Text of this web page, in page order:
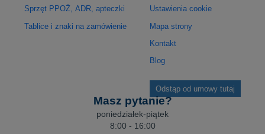
Sprzęt PPOŻ, ADR, apteczki
Tablice i znaki na zamówienie
Ustawienia cookie
Mapa strony
Kontakt
Blog
Odstąp od umowy tutaj
Masz pytanie?
poniedziałek-piątek
8:00 - 16:00